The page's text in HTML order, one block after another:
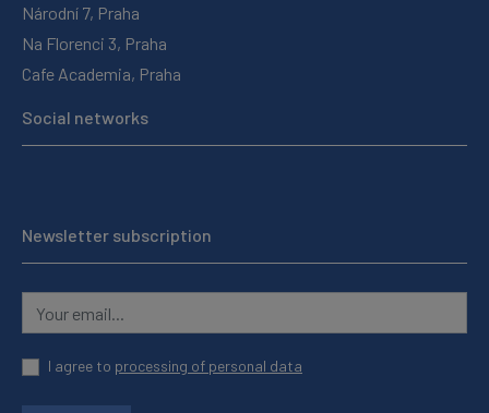
Národní 7, Praha
Na Florenci 3, Praha
Cafe Academia, Praha
Social networks
Newsletter subscription
I agree to processing of personal data